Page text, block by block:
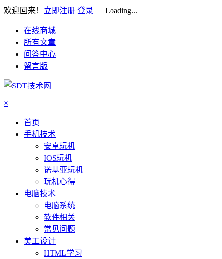
欢迎回来！ 立即注册 登录 Loading...
在线商城
所有文章
问答中心
留言版
×
首页
手机技术
安卓玩机
IOS玩机
诺基亚玩机
玩机心得
电脑技术
电脑系统
软件相关
常见问题
美工设计
HTML学习